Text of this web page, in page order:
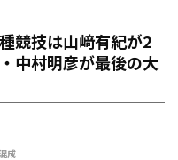
競技は山﨑有紀が2
中村明彦が最後の大
成